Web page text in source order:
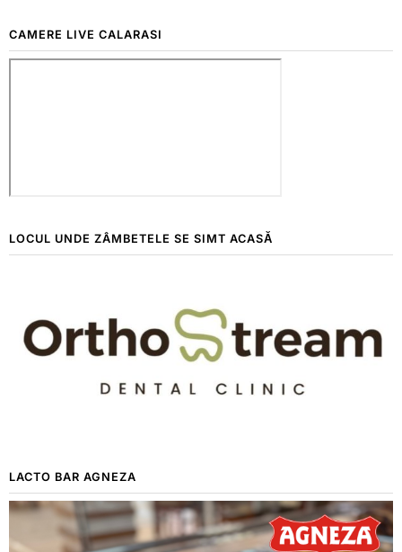
CAMERE LIVE CALARASI
LOCUL UNDE ZÂMBETELE SE SIMT ACASĂ
LACTO BAR AGNEZA